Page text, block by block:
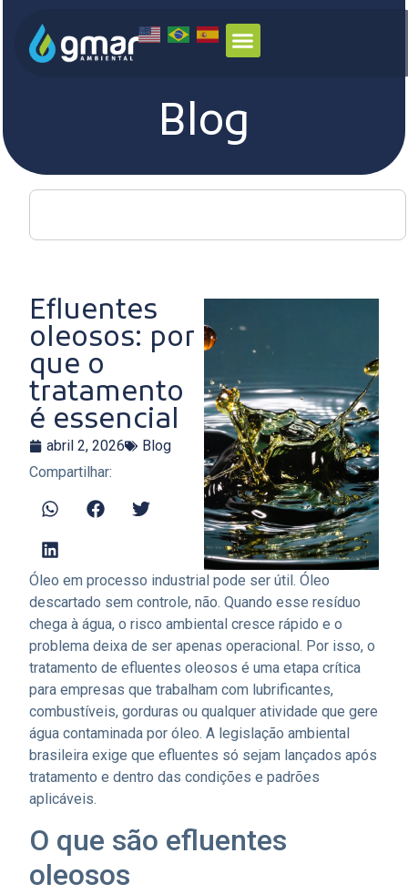
Blog
Efluentes
oleosos: por
que o
tratamento
é essencial
abril 2, 2026
Blog
Compartilhar:
Óleo em processo industrial pode ser útil. Óleo
descartado sem controle, não. Quando esse resíduo
chega à água, o risco ambiental cresce rápido e o
problema deixa de ser apenas operacional. Por isso, o
tratamento de efluentes oleosos é uma etapa crítica
para empresas que trabalham com lubrificantes,
combustíveis, gorduras ou qualquer atividade que gere
água contaminada por óleo. A legislação ambiental
brasileira exige que efluentes só sejam lançados após
tratamento e dentro das condições e padrões
aplicáveis.
O que são efluentes
oleosos